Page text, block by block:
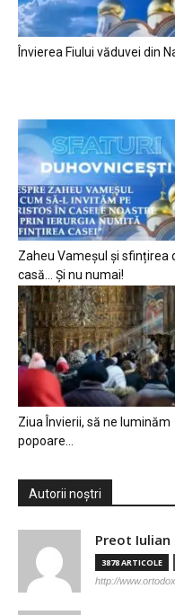
Învierea Fiului văduvei din
Zaheu Vameșul și sfințirea
casă… Și nu numai!
Ziua Învierii, să ne luminăm
popoare…
Autorii noștri
Preot Iulian
3878 ARTICOLE
http://